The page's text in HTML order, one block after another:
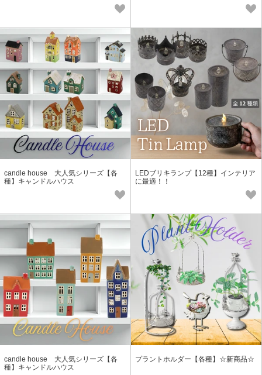
candle house 大人気シリーズ【各
種】キャンドルハウス
LEDブリキランプ【12種】インテリア
に最適！！
candle house 大人気シリーズ【各
種】キャンドルハウス
プラントホルダー【各種】☆新商品☆